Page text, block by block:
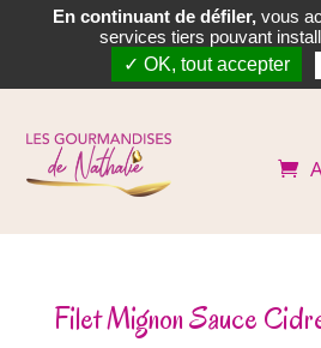
 
Filet Mignon Sauce
En continuant de défiler,vous
services tiers pouvant
✓ OK, tout accepter